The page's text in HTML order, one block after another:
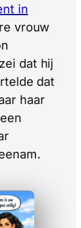
in
vrouw
dat hij
dat
haar